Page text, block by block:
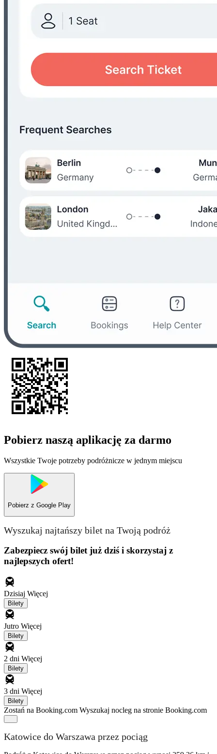
Pobierz naszą aplikację za darmo
Wszystkie Twoje potrzeby podróżnicze w jednym miejscu
Pobierz z Google Play
Wyszukaj najtańszy bilet na Twoją podróż
Zabezpiecz swój bilet już dziś i skorzystaj z
najlepszych ofert!
Dzisiaj Więcej
Bilety
Jutro Więcej
Bilety
2 dni Więcej
Bilety
3 dni Więcej
Bilety
Zostań na Booking.com Wyszukaj nocleg na stronie Booking.com
Katowice do Warszawa przez pociąg